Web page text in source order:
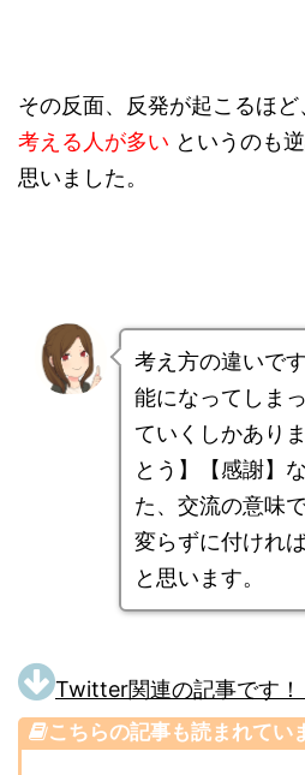
その反面、反発が起こるほど
考える人が多い というのも
思いました。
考え方の違いで
能になってしま
ていくしかあり
とう】【感謝】
た、交流の意味
変らずに付けれ
と思います。
Twitter関連の記事です！
こちらの記事も読まれてい